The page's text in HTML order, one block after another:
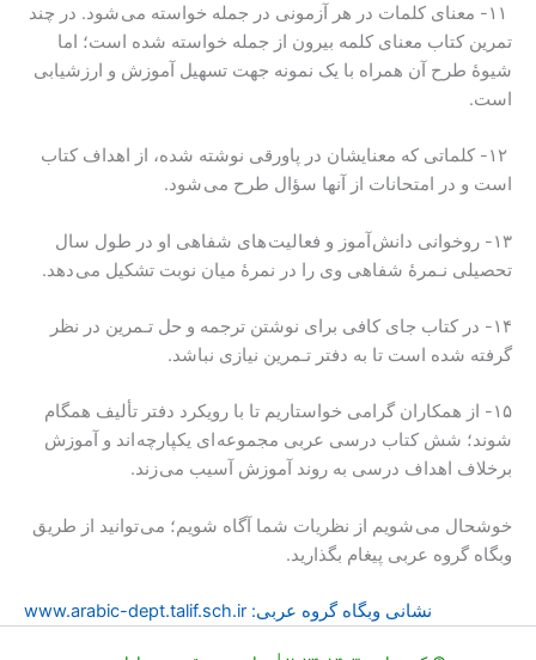
۱۱- معنای کلمات در هر آزمونی در جمله خواسته می شود. در چند
تمرین کتاب معنای کلمه بیرون از جمله خواسته شده است؛ اما
شیوۀ طرح آن همراه با یک نمونه جهت تسهیل آموزش و ارزشیابی
است.
۱۲- کلماتی که معنایشان در پاورقی نوشته شده، از اهداف کتاب
است و در امتحانات از آنها سؤال طرح می شود.
۱۳- روخوانی دانش آموز و فعالیت های شفاهی او در طول سال
تحصیلی نـمرۀ شفاهی وی را در نمرۀ میان نوبت تشکیل می دهد.
۱۴- در کتاب جای کافی برای نوشتن ترجمه و حل تـمرین در نظر
گرفته شده است تا به دفتر تـمرین نیازی نباشد.
۱۵- از همکاران گرامی خواستاریم تا با رویکرد دفتر تألیف همگام
شوند؛ شش کتاب درسی عربی مجموعه ای یکپارچه اند و آموزش
برخلاف اهداف درسی به روند آموزش آسیب می زند.
خوشحال می شویم از نظریات شما آگاه شویم؛ می توانید از طریق
وبگاه گروه عربی پیغام بگذارید.
نشانی وبگاه گروه عربی: www.arabic-dept.talif.sch.ir